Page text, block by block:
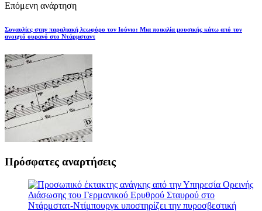
Επόμενη ανάρτηση
Συναυλίες στην παραλιακή λεωφόρο τον Ιούνιο: Μια ποικιλία μουσικής κάτω από τον
ανοιχτό ουρανό στο Ντάρμσταντ
Πρόσφατες αναρτήσεις